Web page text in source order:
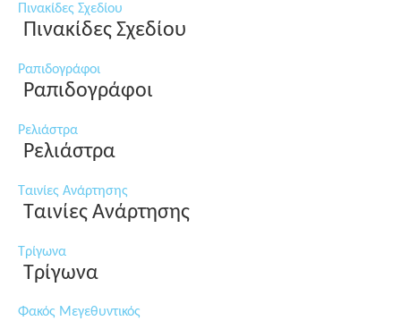
Πινακίδες Σχεδίου
Πινακίδες Σχεδίου
Ραπιδογράφοι
Ραπιδογράφοι
Ρελιάστρα
Ρελιάστρα
Ταινίες Ανάρτησης
Ταινίες Ανάρτησης
Τρίγωνα
Τρίγωνα
Φακός Μεγεθυντικός